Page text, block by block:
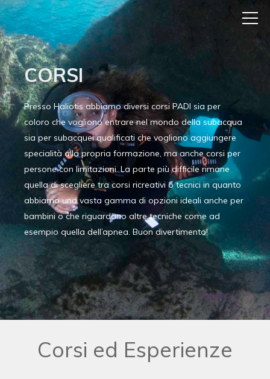
CORSI
Presso Haliotis abbiamo diversi corsi PADI sia per
coloro che vogliono entrare nel mondo della subacqua
sia per subacquei qualificati che vogliono aggiungere
specialità alla propria formazione, ma anche corsi per
persone con limitazioni. La parte più difficile rimane
quella di scegliere tra corsi ricreativi o tecnici in quanto
abbiamo una vasta gamma di opzioni ideali anche per
bambini o che riguardano altre tecniche come ad
esempio quella dell’apnea. Buon divertimento!
Corsi ed Esperienze